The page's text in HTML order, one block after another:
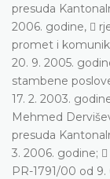
presuda
2006. godine, 
promet i
20. 9. 2005.
stambene
17. 2. 2003.
Mehmed
presuda
3. 2006. godine;
PR-1791/00 od